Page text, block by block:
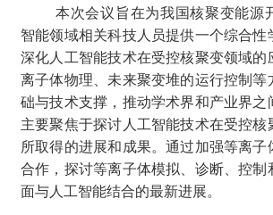
本次会议旨在为我国核聚变能源
智能领域相关科技人员提供一个综合性
深化人工智能技术在受控核聚变领域的
离子体物理、未来聚变堆的运行控制等
础与技术支撑，推动学术界和产业界之
主要聚焦于探讨人工智能技术在受控核
所取得的进展和成果。通过加强等离
合作，探讨等离子体模拟、诊断、控制
面与人工智能结合的最新进展。